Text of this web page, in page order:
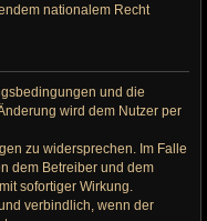
nationalem Recht
und die
wird dem Nutzer per
zu widersprechen. Im Falle
dem Betreiber und dem
sofortiger Wirkung.
verbindlich, wenn der